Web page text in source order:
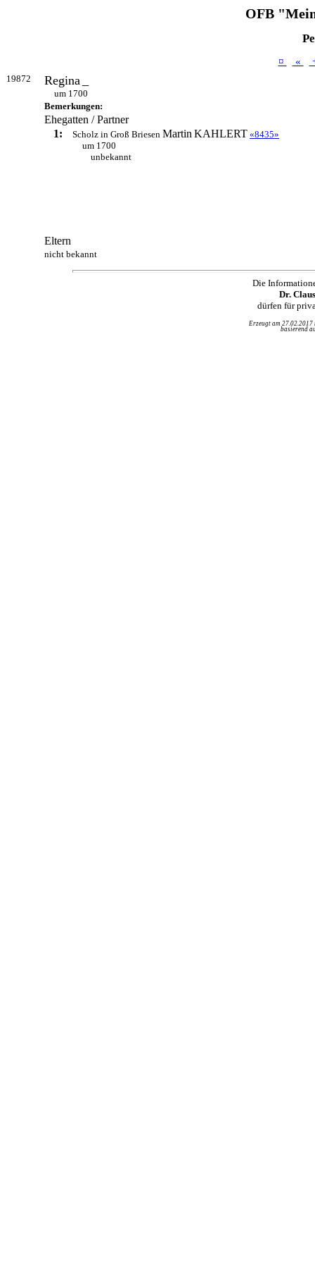
OFB
¤ «
19872 Regina
um 1700
Bemerkungen:
Ehegatten / Partner
1:
Scholz in Groß Briesen Martin KAHLERT «8435»
um 1700
unbekannt
Eltern
nicht bekannt
Die
Dr.
dürfen für
Erzeugt am
basierend